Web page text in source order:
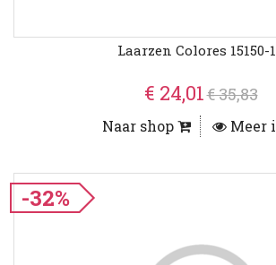
Laarzen Colores 15150-
€ 24,01€ 35,83
Naar shop Meer
-32%